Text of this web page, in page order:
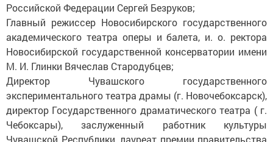
Российской Федерации Сергей Безруков;
Главный режиссер Новосибирского государственного
академического театра оперы и балета, и. о. ректора
Новосибирской государственной консерватории имени
М. И. Глинки Вячеслав Стародубцев;
Директор Чувашского государственного
экспериментального театра драмы (г. Новочебоксарск),
директор Государственного драматического театра ( г.
Чебоксары), заслуженный работник культуры
Чувашской Республики, лауреат премии правительства